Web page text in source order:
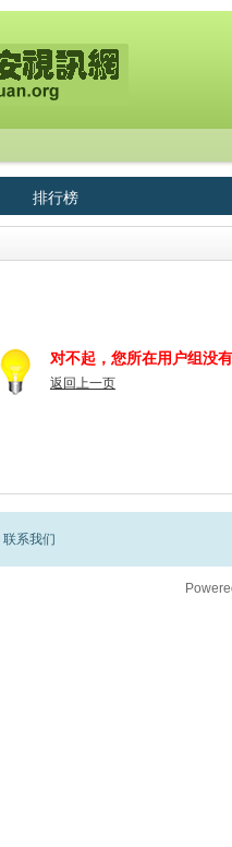
排行榜
对不起，您所在用户组没
返回上一页
联系我们